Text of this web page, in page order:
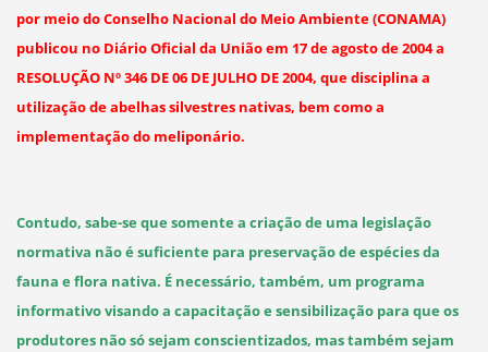
por meio do Conselho Nacional do Meio Ambiente (CONAMA)
publicou no Diário Oficial da União em 17 de agosto de 2004 a
RESOLUÇÃO Nº 346 DE 06 DE JULHO DE 2004, que disciplina a
utilização de abelhas silvestres nativas, bem como a
implementação do meliponário.
Contudo, sabe-se que somente a criação de uma legislação
normativa não é suficiente para preservação de espécies da
fauna e flora nativa. É necessário, também, um programa
informativo visando a capacitação e sensibilização para que os
produtores não só sejam conscientizados, mas também sejam